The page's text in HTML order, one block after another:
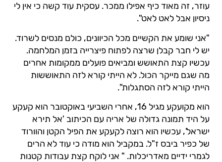
עוזר, זה מאוד כיף אפילו ממכר. עסקית עוד קשה כי אין לי
ניסיון אבל לאט לאט".
"אני שומע את הקשיים מכל הכיוונים, כולם מנסים לשרוד.
יש לי חבר קבלן שרצה לפתוח פיצרייה בזמן המלחמה.
עכשיו קצת התאושש ומביאים פועלים ממקומות אחרים
מה שגם מייקר הכול. לא הייתי קורא לזה התאוששות
הייתי קורא לזה הסתגלות".
הוא מקועקע מגיל 16, אחרי השביעי באוקטובר הוא קעקע
על היד תמונה גדולה של אריה עם הכיתוב 'אל תירא
ישראל', עכשיו הוא רוצה לקעקע את הפיל הקטן והוורוד
של כפיר ביבס ז"ל. במקביל הוא מודה כי עוד לא הרים
לגמרי ידיים מאדריכלות. " אני לוקח קצת עבודות קטנות